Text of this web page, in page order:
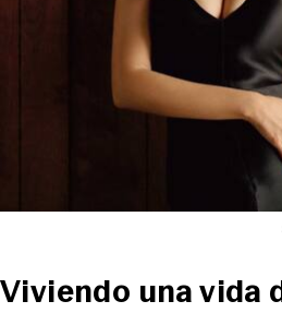
Viviendo una vida